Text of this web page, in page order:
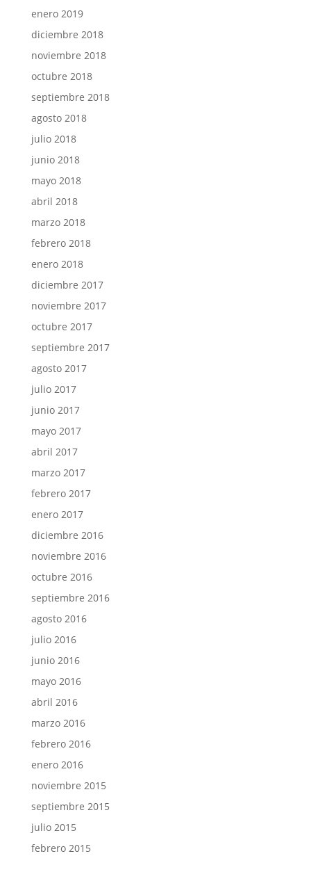
enero 2019
diciembre 2018
noviembre 2018
octubre 2018
septiembre 2018
agosto 2018
julio 2018
junio 2018
mayo 2018
abril 2018
marzo 2018
febrero 2018
enero 2018
diciembre 2017
noviembre 2017
octubre 2017
septiembre 2017
agosto 2017
julio 2017
junio 2017
mayo 2017
abril 2017
marzo 2017
febrero 2017
enero 2017
diciembre 2016
noviembre 2016
octubre 2016
septiembre 2016
agosto 2016
julio 2016
junio 2016
mayo 2016
abril 2016
marzo 2016
febrero 2016
enero 2016
noviembre 2015
septiembre 2015
julio 2015
febrero 2015